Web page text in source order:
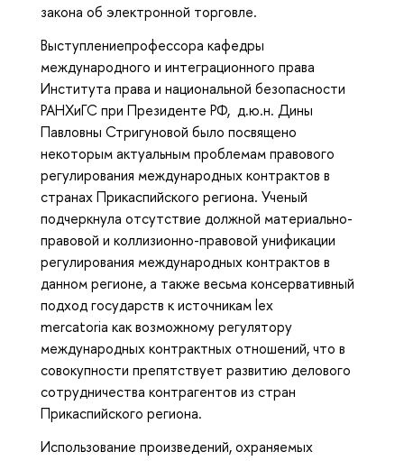
закона об электронной торговле.
Выступлениепрофессора кафедры
международного и интеграционного права
Института права и национальной безопасности
РАНХиГС при Президенте РФ, д.ю.н. Дины
Павловны Стригуновой было посвящено
некоторым актуальным проблемам правового
регулирования международных контрактов в
странах Прикаспийского региона. Ученый
подчеркнула отсутствие должной материально-
правовой и коллизионно-правовой унификации
регулирования международных контрактов в
данном регионе, а также весьма консервативный
подход государств к источникам lex
mercatoria как возможному регулятору
международных контрактных отношений, что в
совокупности препятствует развитию делового
сотрудничества контрагентов из стран
Прикаспийского региона.
Использование произведений, охраняемых